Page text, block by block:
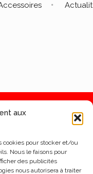
aux
cookies pour stocker et/ou
Nous le faisons pour
des publicités
nous autorisera à traiter